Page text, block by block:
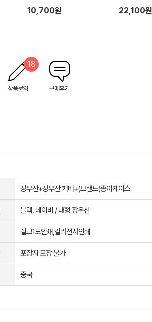
10,700원 22,100원
상품문의
18
구매후기
장우산+장우산 커버+(브랜드)종이케이스
블랙, 네이비 / 대형 장우산
실크1도인쇄,칼라전사인쇄
포장지 포장 불가
중국